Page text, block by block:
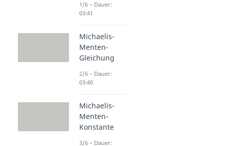
1/6 – Dauer:
03:41
Michaelis-
Menten-
Gleichung
2/6 – Dauer:
03:40
Michaelis-
Menten-
Konstante
3/6 – Dauer: